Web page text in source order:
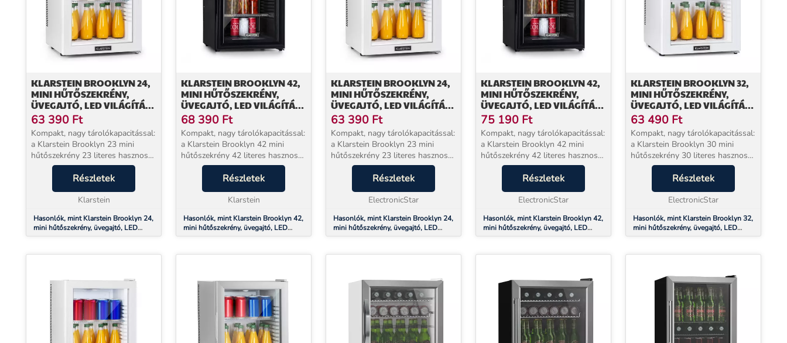
KLARSTEIN BROOKLYN 24,
MINI HŰTŐSZEKRÉNY,
ÜVEGAJTÓ, LED VILÁGÍTÁS,
POLCOK
63 390 Ft
Kompakt, nagy tárolókapacitással:
a Klarstein Brooklyn 23 mini
hűtőszekrény 23 literes hasznos
térfogattal elegendő helyet kínál.
Rugalmas belső elrendezés a
műanyag polcnak köszönhetően,
Részletek
Klarstein
Hasonlók, mint Klarstein Brooklyn 24,
mini hűtőszekrény, üvegajtó, LED
világítás, polcok
KLARSTEIN BROOKLYN 42,
MINI HŰTŐSZEKRÉNY,
ÜVEGAJTÓ, LED VILÁGÍTÁS,
POLCOK
68 390 Ft
Kompakt, nagy tárolókapacitással:
a Klarstein Brooklyn 42 mini
hűtőszekrény 42 literes hasznos
térfogattal elegendő helyet kínál.
A hőmérséklet 12 és 18 °C között
állítható be a hűtéshez. A
Részletek
Klarstein
Hasonlók, mint Klarstein Brooklyn 42,
mini hűtőszekrény, üvegajtó, LED
világítás, polcok
KLARSTEIN BROOKLYN 24,
MINI HŰTŐSZEKRÉNY,
ÜVEGAJTÓ, LED VILÁGÍTÁS,
POLCOK
63 390 Ft
Kompakt, nagy tárolókapacitással:
a Klarstein Brooklyn 23 mini
hűtőszekrény 23 literes hasznos
térfogattal elegendő helyet kínál.
Rugalmas belső elrendezés a
műanyag polcnak köszönhetően,
Részletek
ElectronicStar
Hasonlók, mint Klarstein Brooklyn 24,
mini hűtőszekrény, üvegajtó, LED
világítás, polcok
KLARSTEIN BROOKLYN 42,
MINI HŰTŐSZEKRÉNY,
ÜVEGAJTÓ, LED VILÁGÍTÁS,
POLCOK
75 190 Ft
Kompakt, nagy tárolókapacitással:
a Klarstein Brooklyn 42 mini
hűtőszekrény 42 literes hasznos
térfogattal elegendő helyet kínál.
A hőmérséklet 12 és 18 °C között
állítható be a hűtéshez. A
Részletek
ElectronicStar
Hasonlók, mint Klarstein Brooklyn 42,
mini hűtőszekrény, üvegajtó, LED
világítás, polcok
KLARSTEIN BROOKLYN 32,
MINI HŰTŐSZEKRÉNY,
ÜVEGAJTÓ, LED VILÁGÍTÁS,
POLCOK
63 490 Ft
Kompakt, nagy tárolókapacitással:
a Klarstein Brooklyn 30 mini
hűtőszekrény 30 literes hasznos
térfogattal elegendő helyet kínál.
A hűtés szükség szerinti
szabályozásához 3 fokozat áll
rendelkezésre...
Részletek
ElectronicStar
Hasonlók, mint Klarstein Brooklyn 32,
mini hűtőszekrény, üvegajtó, LED
világítás, polcok